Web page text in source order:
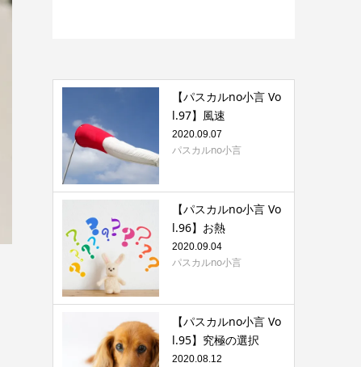
【パスカルno小言 Vo
l.97】風速
2020.09.07
パスカルno小言
【パスカルno小言 Vo
l.96】お熱
2020.09.04
パスカルno小言
【パスカルno小言 Vo
l.95】究極の選択
2020.08.12